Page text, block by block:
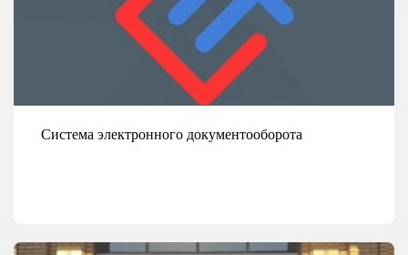
Смотреть детали
Система электронного документооборота